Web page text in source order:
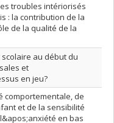
troubles intériorisés
: la contribution de la
de la qualité de la
au début du
et
en jeu?
comportementale, de
et de la sensibilité
en bas